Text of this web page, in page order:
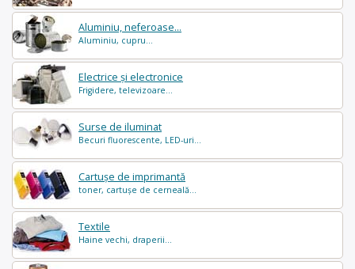
Aluminiu, neferoase...
Aluminiu, cupru...
Electrice și electronice
Frigidere, televizoare...
Surse de iluminat
Becuri fluorescente, LED-uri...
Cartușe de imprimantă
toner, cartușe de cerneală...
Textile
Haine vechi, draperii...